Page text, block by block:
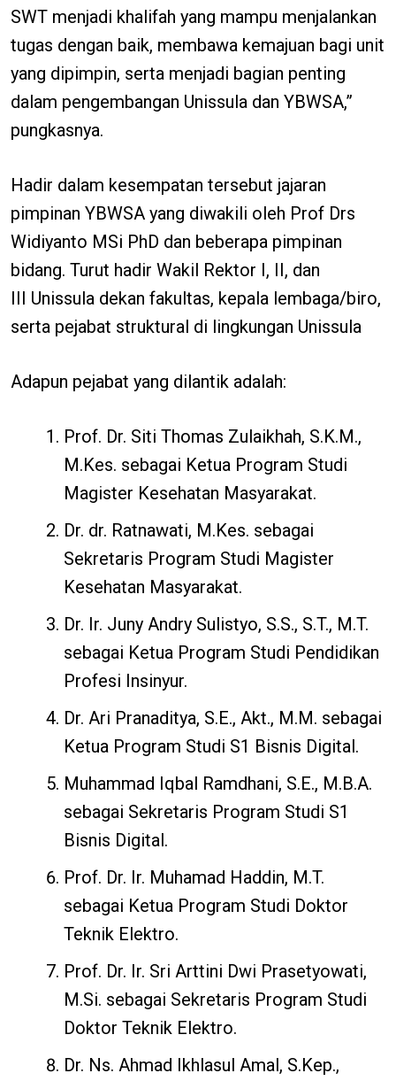
SWT menjadi khalifah yang mampu menjalankan
tugas dengan baik, membawa kemajuan bagi unit
yang dipimpin, serta menjadi bagian penting
dalam pengembangan Unissula dan YBWSA,”
pungkasnya.
Hadir dalam kesempatan tersebut jajaran
pimpinan YBWSA yang diwakili oleh Prof Drs
Widiyanto MSi PhD dan beberapa pimpinan
bidang. Turut hadir Wakil Rektor I, II, dan
III Unissula dekan fakultas, kepala lembaga/biro,
serta pejabat struktural di lingkungan Unissula
Adapun pejabat yang dilantik adalah:
Prof. Dr. Siti Thomas Zulaikhah, S.K.M.,
M.Kes. sebagai Ketua Program Studi
Magister Kesehatan Masyarakat.
Dr. dr. Ratnawati, M.Kes. sebagai
Sekretaris Program Studi Magister
Kesehatan Masyarakat.
Dr. Ir. Juny Andry Sulistyo, S.S., S.T., M.T.
sebagai Ketua Program Studi Pendidikan
Profesi Insinyur.
Dr. Ari Pranaditya, S.E., Akt., M.M. sebagai
Ketua Program Studi S1 Bisnis Digital.
Muhammad Iqbal Ramdhani, S.E., M.B.A.
sebagai Sekretaris Program Studi S1
Bisnis Digital.
Prof. Dr. Ir. Muhamad Haddin, M.T.
sebagai Ketua Program Studi Doktor
Teknik Elektro.
Prof. Dr. Ir. Sri Arttini Dwi Prasetyowati,
M.Si. sebagai Sekretaris Program Studi
Doktor Teknik Elektro.
Dr. Ns. Ahmad Ikhlasul Amal, S.Kep.,